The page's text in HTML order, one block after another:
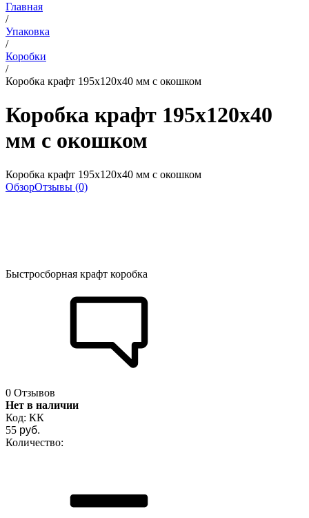
Главная
/
Упаковка
/
Коробки
/
Коробка крафт 195x120x40 мм с окошком
Коробка крафт 195x120x40
мм с окошком
Коробка крафт 195x120x40 мм с окошком
ОбзорОтзывы (0)
Быстросборная крафт коробка
0 Отзывов
Нет в наличии
Код: КК
55 руб.
Количество: